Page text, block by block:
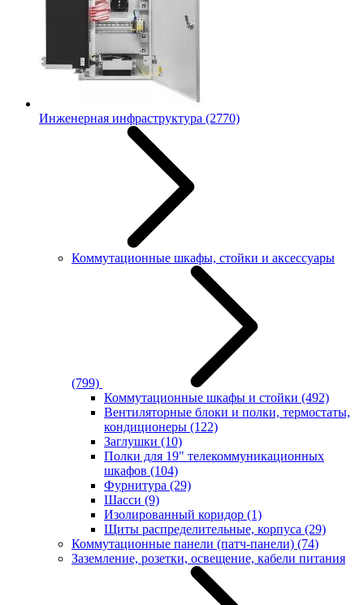
Инженерная инфраструктура (2770)
Коммутационные шкафы, стойки и аксессуары
(799)
Коммутационные шкафы и стойки (492)
Вентиляторные блоки и полки, термостаты,
кондиционеры (122)
Заглушки (10)
Полки для 19" телекоммуникационных
шкафов (104)
Фурнитура (29)
Шасси (9)
Изолированный коридор (1)
Щиты распределительные, корпуса (29)
Коммутационные панели (патч-панели) (74)
Заземление, розетки, освещение, кабели питания